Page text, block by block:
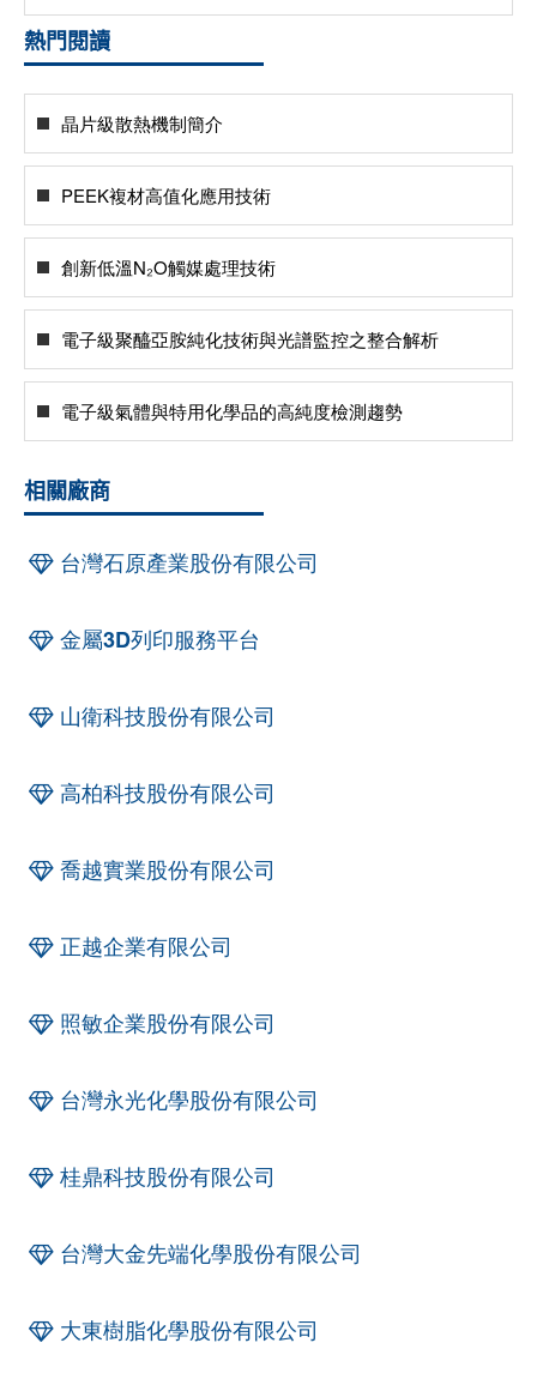
熱門閱讀
晶片級散熱機制簡介
PEEK複材高值化應用技術
創新低溫N₂O觸媒處理技術
電子級聚醯亞胺純化技術與光譜監控之整合解析
電子級氣體與特用化學品的高純度檢測趨勢
相關廠商
台灣石原產業股份有限公司
金屬3D列印服務平台
山衛科技股份有限公司
高柏科技股份有限公司
喬越實業股份有限公司
正越企業有限公司
照敏企業股份有限公司
台灣永光化學股份有限公司
桂鼎科技股份有限公司
台灣大金先端化學股份有限公司
大東樹脂化學股份有限公司